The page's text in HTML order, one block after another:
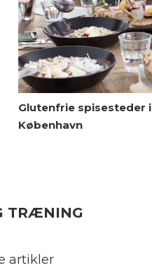
Glutenfrie spisesteder i
København
TRÆNING
artikler